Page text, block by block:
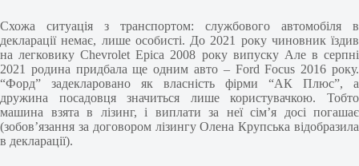
Схожа ситуація з транспортом: службового автомобіля в
декларації немає, лише особисті. До 2021 року чиновник їздив
на легковику Chevrolet Epica 2008 року випуску Але в серпні
2021 родина придбала ще одним авто – Ford Focus 2016 року.
“Форд” задекларовано як власність фірми “АК Плюс”, а
дружина посадовця значиться лише користувачкою. Тобто
машина взята в лізинг, і виплати за неї сім’я досі погашає
(зобов’язання за договором лізингу Олена Крупська відобразила
в декларації).